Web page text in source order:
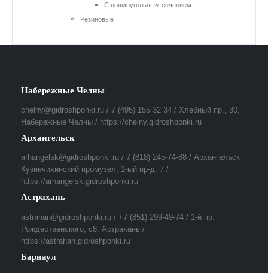
С прямоугольным сечением
Резиновые
Набережные Челны
chelny@gidroshponki.ru / 7 (495) 155 32 34 / Хлебный пр., 30,
Набережные Челны / https://chelny.gidroshponki.ru
Архангельск
arhangelsk@gidroshponki.ru / 7 (818) 245-74-88 / Архангельск
Кузнечихинский промузел, 1-ый пр-д, 7 /
https://arhangelsk.gidroshponki.ru
Астрахань
astrahan@gidroshponki.ru / +7 (851) 299-49-74 / 1-й пр.
Рождественского, с8, Астрахань /
https://astrahan.gidroshponki.ru
Барнаул